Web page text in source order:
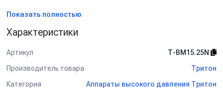
Регулятором высокого давления с системой Total Stop
Пистолет SPG03, 280bar, 38 l/min, 22х1,5внеш-1/4 внут
ниппелем KW
Ниппель удлиненный (KW) 250bог, 114 внут, нарж.
Колье L=120с (изогнутое), 114 кнеш оцинк.сталь
Показать полностью
Характеристики
Артикул
Т-BM15.25N
Производитель товара
Тритон
Категория
Аппараты высокого давления Тритон